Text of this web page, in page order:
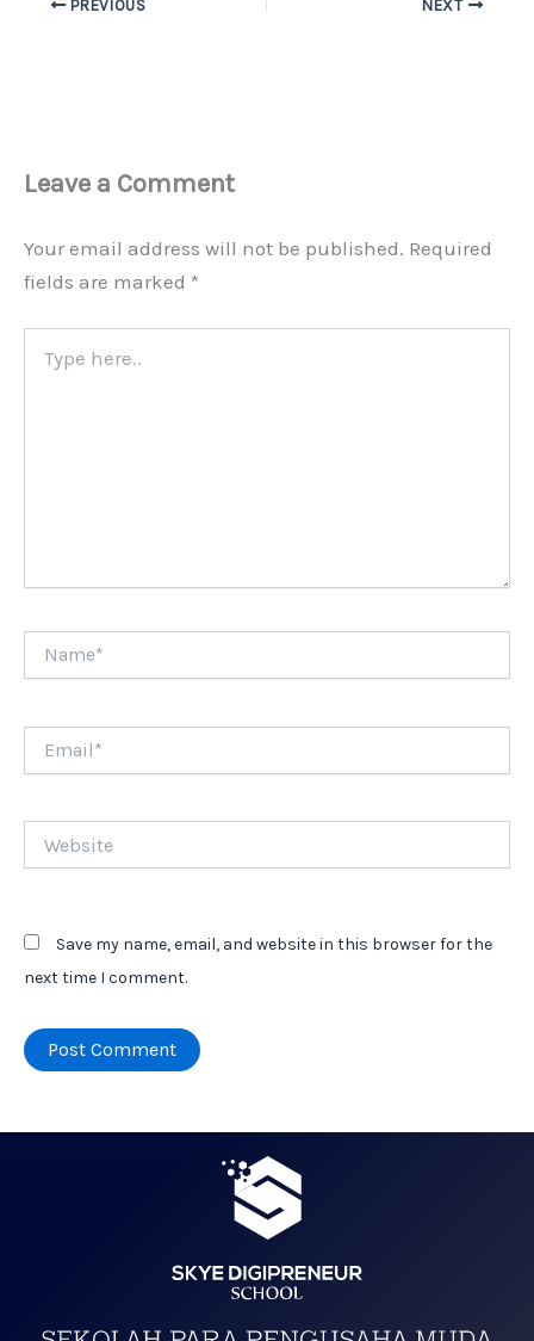
PREVIOUS NEXT
Leave a Comment
Your email address will not be published. Required
fields are marked *
here..
Save my name, email, and website in this browser for the
next time I comment.